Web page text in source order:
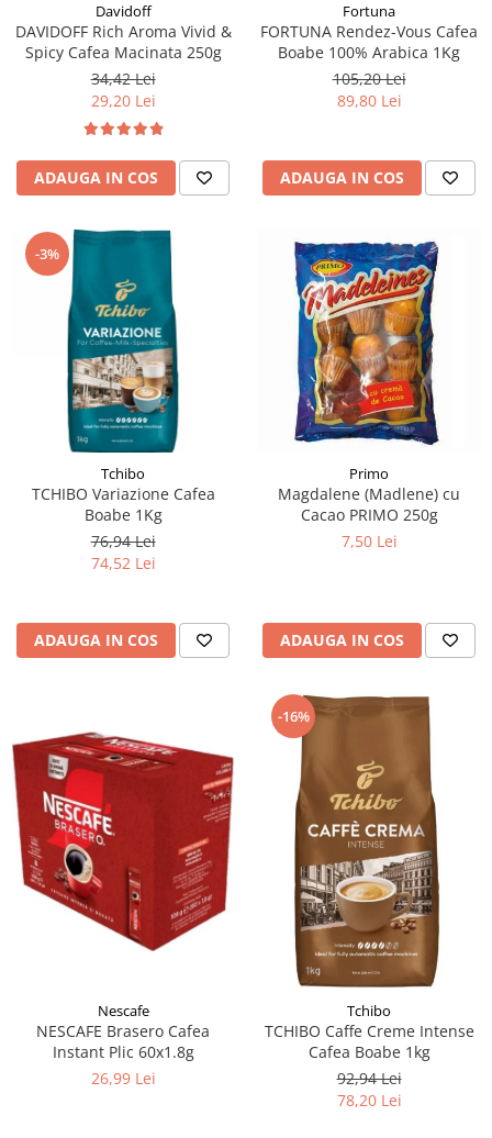
Davidoff
DAVIDOFF Rich Aroma Vivid &
Spicy Cafea Macinata 250g
34,42 Lei
29,20 Lei
ADAUGA IN COS
Fortuna
FORTUNA Rendez-Vous Cafea
Boabe 100% Arabica 1Kg
105,20 Lei
89,80 Lei
ADAUGA IN COS
-3%
Tchibo
TCHIBO Variazione Cafea
Boabe 1Kg
76,94 Lei
74,52 Lei
ADAUGA IN COS
Primo
Magdalene (Madlene) cu
Cacao PRIMO 250g
7,50 Lei
ADAUGA IN COS
Nescafe
NESCAFE Brasero Cafea
Instant Plic 60x1.8g
26,99 Lei
-16%
Tchibo
TCHIBO Caffe Creme Intense
Cafea Boabe 1kg
92,94 Lei
78,20 Lei